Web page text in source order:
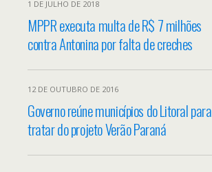
1 DE JULHO DE 2018
MPPR executa multa de R$ 7 milhões
contra Antonina por falta de creches
12 DE OUTUBRO DE 2016
Governo reúne municípios do Litoral para
tratar do projeto Verão Paraná